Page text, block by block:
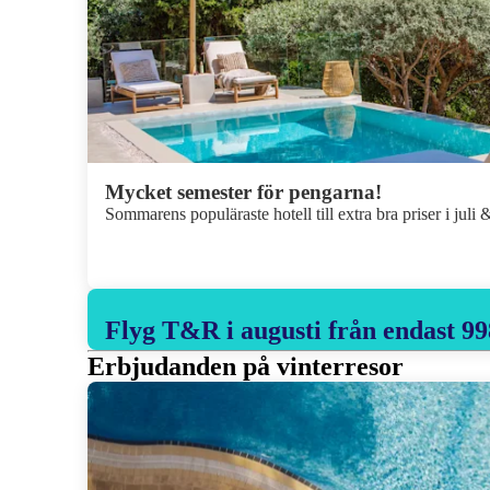
Mycket semester för pengarna!
Sommarens populäraste hotell till extra bra priser i juli
Flyg T&R i augusti från endast
Erbjudanden på vinterresor